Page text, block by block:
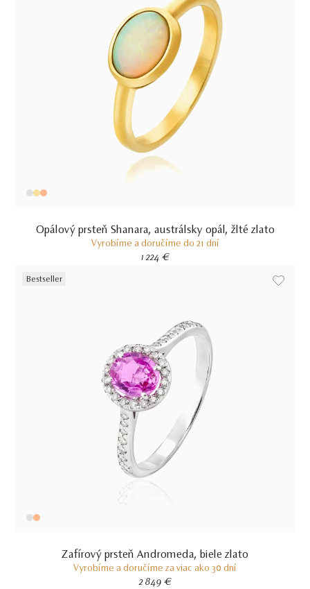
Opálový prsteň Shanara, austrálsky opál, žlté zlato
Vyrobíme a doručíme do 21 dní
1 224 €
Bestseller
Zafírový prsteň Andromeda, biele zlato
Vyrobíme a doručíme za viac ako 30 dní
2 849 €